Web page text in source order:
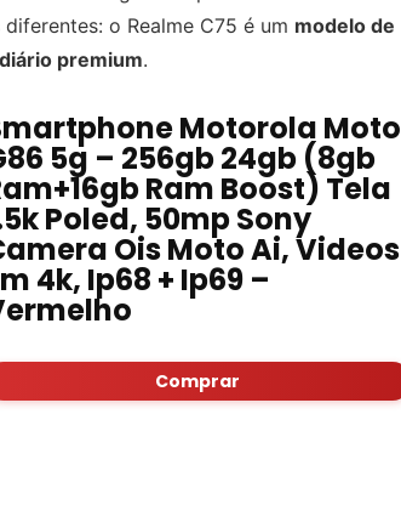
o Realme C75 é um modelo de
premium.
Motorola Moto
5g – 256gb 24gb (8gb
Ram Boost) Tela
Poled, 50mp Sony
Ois Moto Ai, Videos
4k, Ip68 + Ip69 –
Comprar